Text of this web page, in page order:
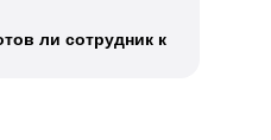
ли сотрудник к